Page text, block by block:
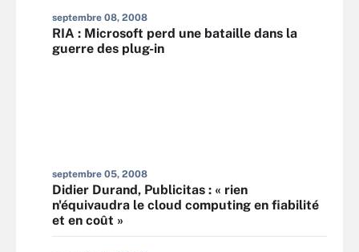
septembre 08, 2008
RIA : Microsoft perd une bataille dans la
guerre des plug-in
septembre 05, 2008
Didier Durand, Publicitas : « rien
n'équivaudra le cloud computing en fiabilité
et en coût »